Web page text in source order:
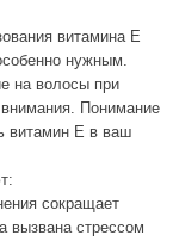
витамина Е
нужным.
на волосы при
Понимание
витамин Е в ваш
сокращает
вызвана стрессом